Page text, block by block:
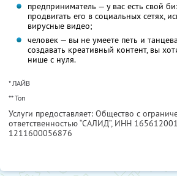
предприниматель — у вас есть свой
продвигать его в социальных сетях,
вирусные видео;
человек — вы не умеете петь и
создавать креативный контент, вы
нише с нуля.
* ЛАЙВ
** Топ
Услуги предоставляет: Общество с
ответственностью “САЛИД”, ИНН
1211600056876